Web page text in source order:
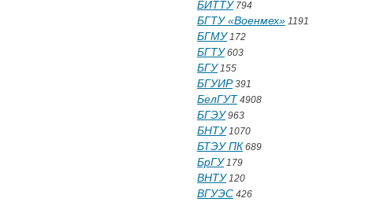
БИТТУ794
БГТУ «Военмех» 1191
БГМУ172
БГТУ603
БГУ155
БГУИР391
БелГУТ 4908
БГЭУ963
БНТУ1070
БТЭУ ПК 689
БрГУ179
ВНТУ120
ВГУЭС 426